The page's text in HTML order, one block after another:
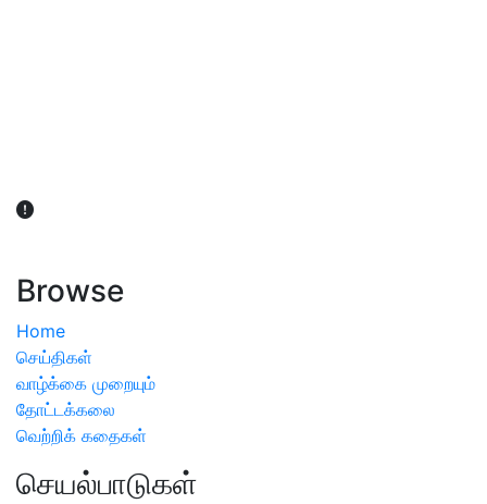
Browse
Home
செய்திகள்
வாழ்க்கை முறையும்
தோட்டக்கலை
வெற்றிக் கதைகள்
செயல்பாடுகள்